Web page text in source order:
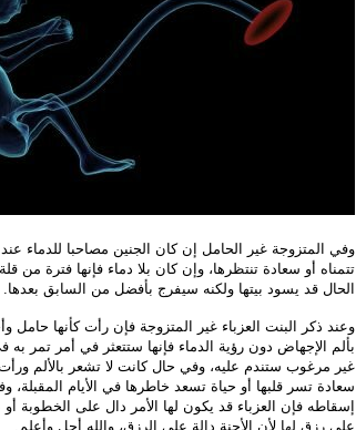
وفي المتزوجة غير الحامل إن كان الجنين مصاحبا للدماء
تتمناه أو سعادة تنتظرها، وإن كان بلا دماء فإنها فترة
الحال قد يسود بيتها ولكنه سيفرج بأفضل من السابق بعدها.
وعند ذكر البنت العزباء غير المتزوجة فإن رأت كأنها
بألم الإجهاض دون رؤية الدماء فإنها ستتعثر في أمر تمر به
غير مرغوب ستندم عليه، وفي حال كانت لا تشعر بالألم ورأت
سعادة تسر قلبها أو حياة تسعد خاطرها في الأيام المقبلة،
إسقاطه فإن العزباء قد يكون لها الأمر دال على الخطوبة
على رزق لها لأن الأجنة دالة على الرزق، والله أجل وأعلم.